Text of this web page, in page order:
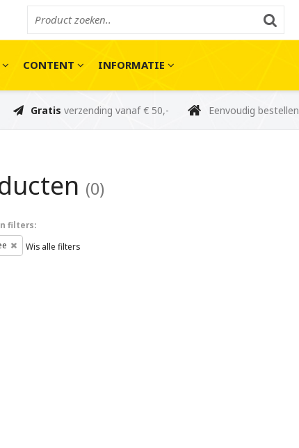
CONTENT INFORMATIE
Gratis verzending vanaf € 50,- Eenvoudig bestellen
(0)
filters:
Wis alle filters